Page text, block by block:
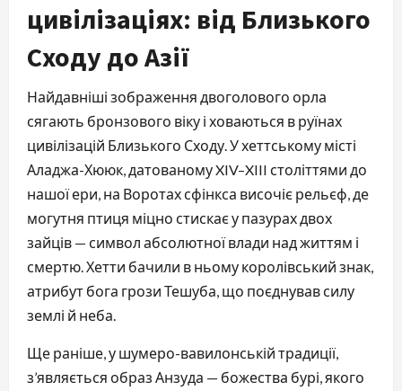
цивілізаціях: від Близького
Сходу до Азії
Найдавніші зображення двоголового орла
сягають бронзового віку і ховаються в руїнах
цивілізацій Близького Сходу. У хеттському місті
Аладжа-Хююк, датованому XIV–XIII століттями до
нашої ери, на Воротах сфінкса височіє рельєф, де
могутня птиця міцно стискає у пазурах двох
зайців — символ абсолютної влади над життям і
смертю. Хетти бачили в ньому королівський знак,
атрибут бога грози Тешуба, що поєднував силу
землі й неба.
Ще раніше, у шумеро-вавилонській традиції,
з’являється образ Анзуда — божества бурі, якого